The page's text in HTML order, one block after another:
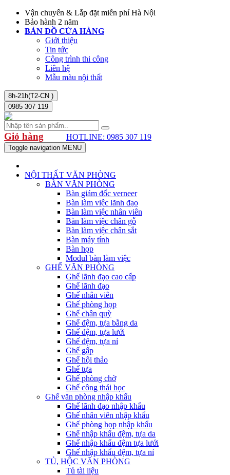
Vận chuyển & Lắp đặt miễn phí Hà Nội
Bảo hành 2 năm
BẢN ĐỒ CỬA HÀNG
Giới thiệu
Tin tức
Công trình thi công
Liên hệ
Mẫu màu nội thất
8h-21h(T2-CN )
0985 307 119
Giỏ hàng HOTLINE: 0985 307 119
Toggle navigation MENU
NỘI THẤT VĂN PHÒNG
BÀN VĂN PHÒNG
Bàn giám đốc verneer
Bàn làm việc lãnh đạo
Bàn làm việc nhân viên
Bàn làm việc chân gỗ
Bàn làm việc chân sắt
Bàn máy tính
Bàn họp
Modul bàn làm việc
GHẾ VĂN PHÒNG
Ghế lãnh đạo cao cấp
Ghế lãnh đạo
Ghế nhân viên
Ghế phòng họp
Ghế chân quỳ
Ghế đệm, tựa bằng da
Ghế đệm, tựa lưới
Ghế đệm, tựa nỉ
Ghế gấp
Ghế hội thảo
Ghế tựa
Ghế phòng chờ
Ghế công thái học
Ghế văn phòng nhập khẩu
Ghế lãnh đạo nhập khẩu
Ghế nhân viên nhập khẩu
Ghế phòng họp nhập khẩu
Ghế nhập khẩu đệm, tựa da
Ghế nhập khẩu đệm tựa lưới
Ghế nhập khẩu đệm, tựa nỉ
TỦ, HỘC VĂN PHÒNG
Tủ tài liệu